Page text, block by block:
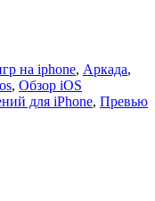
на iphone, Аркада,
, Обзор iOS
для iPhone, Превью